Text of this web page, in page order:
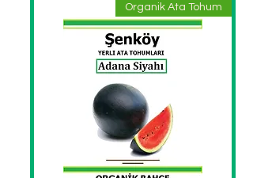
Organik Ata Tohum